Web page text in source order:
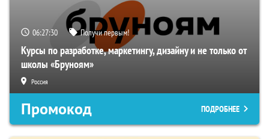
06:27:30 Получи первым!
Курсы по разработке, маркетингу, дизайну и не только от
школы «Бруноям»
Россия
Промокод ПОДРОБНЕЕ